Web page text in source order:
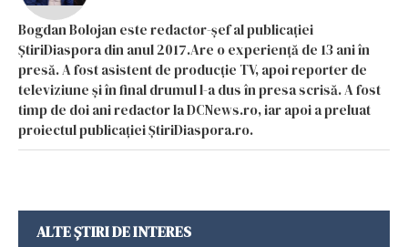
Bogdan Bolojan este redactor-șef al publicației
ȘtiriDiaspora din anul 2017.Are o experiență de 13 ani în
presă. A fost asistent de producție TV, apoi reporter de
televiziune și în final drumul l-a dus în presa scrisă. A fost
timp de doi ani redactor la DCNews.ro, iar apoi a preluat
proiectul publicației ȘtiriDiaspora.ro.
ALTE ȘTIRI DE INTERES